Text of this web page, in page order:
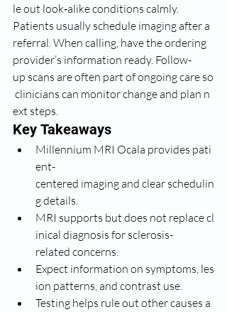
le out look‑alike conditions calmly.
Patients usually schedule imaging after a
referral. When calling, have the ordering
provider’s information ready. Follow-
up scans are often part of ongoing care so
clinicians can monitor change and plan n
ext steps.
Key Takeaways
Millennium MRI Ocala provides pati
ent-
centered imaging and clear schedulin
g details.
MRI supports but does not replace cl
inical diagnosis for sclerosis-
related concerns.
Expect information on symptoms, les
ion patterns, and contrast use.
Testing helps rule out other causes a